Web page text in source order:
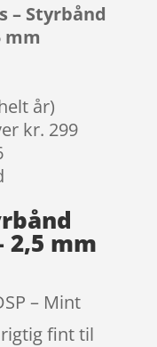
– Styrbånd
mm
år)
kr. 299
2,5 mm
– Mint
fint til